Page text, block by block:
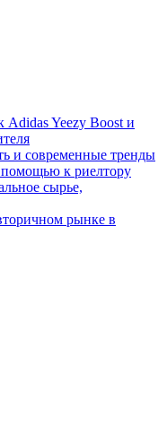
Adidas Yeezy Boost и
и современные тренды
помощью к риелтору
сырье,
рынке в